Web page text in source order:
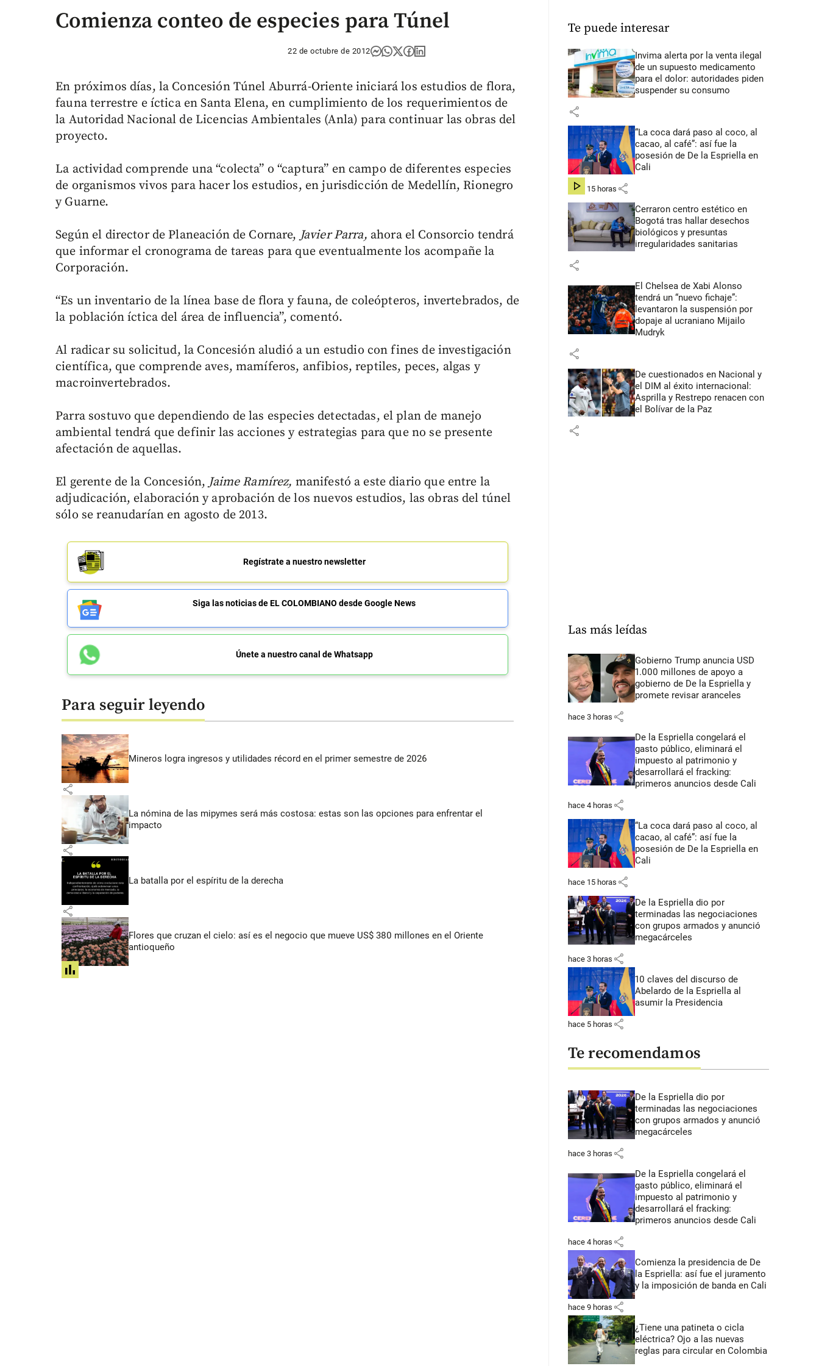
Comienza conteo de especies para Túnel
22 de octubre de 2012
En próximos días, la Concesión Túnel Aburrá-Oriente iniciará los estudios de flora,
fauna terrestre e íctica en Santa Elena, en cumplimiento de los requerimientos de
la Autoridad Nacional de Licencias Ambientales (Anla) para continuar las obras del
proyecto.
La actividad comprende una “colecta” o “captura” en campo de diferentes especies
de organismos vivos para hacer los estudios, en jurisdicción de Medellín, Rionegro
y Guarne.
Según el director de Planeación de Cornare,Javier Parra, ahora el Consorcio tendrá
que informar el cronograma de tareas para que eventualmente los acompañe la
Corporación.
“Es un inventario de la línea base de flora y fauna, de coleópteros, invertebrados, de
la población íctica del área de influencia”, comentó.
Al radicar su solicitud, la Concesión aludió a un estudio con fines de investigación
científica, que comprende aves, mamíferos, anfibios, reptiles, peces, algas y
macroinvertebrados.
Parra sostuvo que dependiendo de las especies detectadas, el plan de manejo
ambiental tendrá que definir las acciones y estrategias para que no se presente
afectación de aquellas.
El gerente de la Concesión,Jaime Ramírez, manifestó a este diario que entre la
adjudicación, elaboración y aprobación de los nuevos estudios, las obras del túnel
sólo se reanudarían en agosto de 2013.
Regístrate a nuestro newsletter
Siga las noticias de EL COLOMBIANO desde Google News
Únete a nuestro canal de Whatsapp
Para seguir leyendo
Mineros logra ingresos y utilidades récord en el primer semestre de 2026
share
La nómina de las mipymes será más costosa: estas son las opciones para enfrentar el
impacto
share
La batalla por el espíritu de la derecha
share
Flores que cruzan el cielo: así es el negocio que mueve US$ 380 millones en el Oriente
antioqueño
share
Te puede interesar
Invima alerta por la venta ilegal
de un supuesto medicamento
para el dolor: autoridades piden
suspender su consumo
share
“La coca dará paso al coco, al
cacao, al café”: así fue la
posesión de De la Espriella en
Cali
hace 15 horas share
Cerraron centro estético en
Bogotá tras hallar desechos
biológicos y presuntas
irregularidades sanitarias
share
El Chelsea de Xabi Alonso
tendrá un “nuevo fichaje”:
levantaron la suspensión por
dopaje al ucraniano Mijailo
Mudryk
share
De cuestionados en Nacional y
el DIM al éxito internacional:
Asprilla y Restrepo renacen con
el Bolívar de la Paz
share
Las más leídas
Gobierno Trump anuncia USD
1.000 millones de apoyo a
gobierno de De la Espriella y
promete revisar aranceles
hace 3 horas share
De la Espriella congelará el
gasto público, eliminará el
impuesto al patrimonio y
desarrollará el fracking:
primeros anuncios desde Cali
hace 4 horas share
“La coca dará paso al coco, al
cacao, al café”: así fue la
posesión de De la Espriella en
Cali
hace 15 horas share
De la Espriella dio por
terminadas las negociaciones
con grupos armados y anunció
megacárceles
hace 3 horas share
10 claves del discurso de
Abelardo de la Espriella al
asumir la Presidencia
hace 5 horas share
Te recomendamos
De la Espriella dio por
terminadas las negociaciones
con grupos armados y anunció
megacárceles
hace 3 horas share
De la Espriella congelará el
gasto público, eliminará el
impuesto al patrimonio y
desarrollará el fracking:
primeros anuncios desde Cali
hace 4 horas share
Comienza la presidencia de De
la Espriella: así fue el juramento
y la imposición de banda en Cali
hace 9 horas share
¿Tiene una patineta o cicla
eléctrica? Ojo a las nuevas
reglas para circular en Colombia